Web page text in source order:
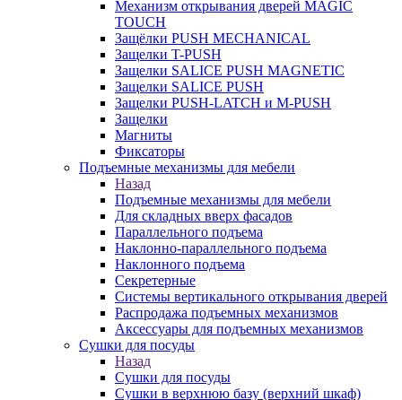
Механизм открывания дверей MAGIC
TOUCH
Защёлки PUSH MECHANICAL
Защелки T-PUSH
Защелки SALICE PUSH MAGNETIC
Защелки SALICE PUSH
Защелки PUSH-LATCH и M-PUSH
Защелки
Магниты
Фиксаторы
Подъемные механизмы для мебели
Назад
Подъемные механизмы для мебели
Для складных вверх фасадов
Параллельного подъема
Наклонно-параллельного подъема
Наклонного подъема
Секретерные
Системы вертикального открывания дверей
Распродажа подъемных механизмов
Аксессуары для подъемных механизмов
Сушки для посуды
Назад
Сушки для посуды
Сушки в верхнюю базу (верхний шкаф)